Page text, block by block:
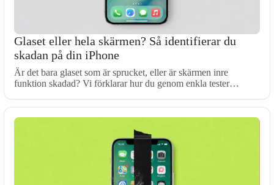
Glaset eller hela skärmen? Så identifierar du
skadan på din iPhone
Är det bara glaset som är sprucket, eller är skärmen inre
funktion skadad? Vi förklarar hur du genom enkla tester…